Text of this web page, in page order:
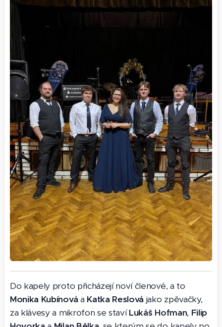
Do kapely proto přicházejí noví členové, a to
Monika Kubínová a Katka Reslová jako zpěvačky,
za klávesy a mikrofon se stavíLukáš Hofman, Filip